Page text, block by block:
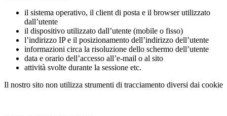
il sistema operativo, il client di posta e il browser utilizzato
dall’utente
il dispositivo utilizzato dall’utente (mobile o fisso)
l’indirizzo IP e il posizionamento dell’indirizzo dell’utente
informazioni circa la risoluzione dello schermo dell’utente
data e orario dell’accesso all’e-mail o al sito
attività svolte durante la sessione etc.
Il nostro sito non utilizza strumenti di tracciamento diversi dai cookie